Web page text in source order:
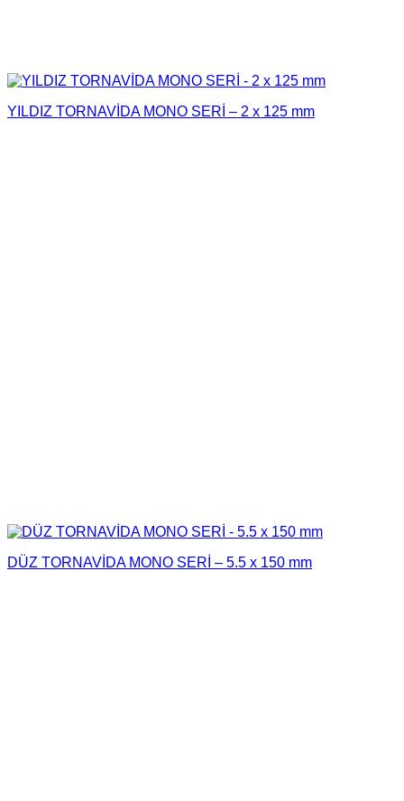
YILDIZ TORNAVİDA MONO SERİ – 2 x 125 mm
DÜZ TORNAVİDA MONO SERİ – 5.5 x 150 mm